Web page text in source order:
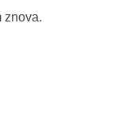
znova.